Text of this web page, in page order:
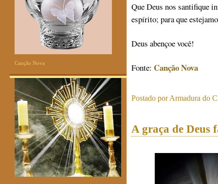
Canção Nova
Que Deus nos santifique
espírito; para que
Deus abençoe você!
Fonte: Canção Nova
Postado porArmadura do
A graça de Deus